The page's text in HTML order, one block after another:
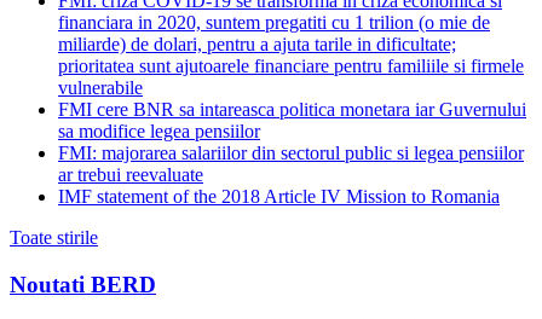
financiara in 2020, suntem pregatiti cu 1 trilion (o mie de
miliarde) de dolari, pentru a ajuta tarile in dificultate;
prioritatea sunt ajutoarele financiare pentru familiile si firmele
vulnerabile
FMI cere BNR sa intareasca politica monetara iar Guvernului
sa modifice legea pensiilor
FMI: majorarea salariilor din sectorul public si legea pensiilor
ar trebui reevaluate
IMF statement of the 2018 Article IV Mission to Romania
Toate stirile
Noutati BERD